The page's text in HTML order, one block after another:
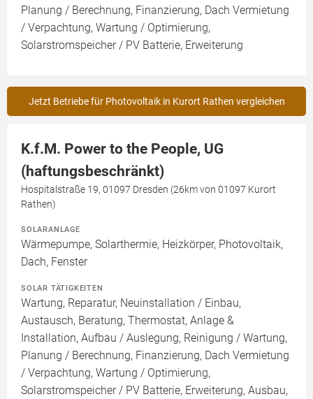
Planung / Berechnung, Finanzierung, Dach Vermietung
/ Verpachtung, Wartung / Optimierung,
Solarstromspeicher / PV Batterie, Erweiterung
Jetzt Betriebe für Photovoltaik in Kurort Rathen vergleichen
K.f.M. Power to the People, UG
(haftungsbeschränkt)
Hospitalstraße 19, 01097 Dresden (26km von 01097 Kurort
Rathen)
SOLARANLAGE
Wärmepumpe, Solarthermie, Heizkörper, Photovoltaik,
Dach, Fenster
SOLAR TÄTIGKEITEN
Wartung, Reparatur, Neuinstallation / Einbau,
Austausch, Beratung, Thermostat, Anlage &
Installation, Aufbau / Auslegung, Reinigung / Wartung,
Planung / Berechnung, Finanzierung, Dach Vermietung
/ Verpachtung, Wartung / Optimierung,
Solarstromspeicher / PV Batterie, Erweiterung, Ausbau,